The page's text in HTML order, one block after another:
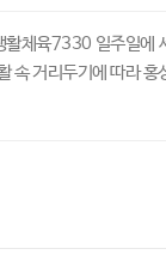
활체육7330 일주일에
속 거리두기에 따라 홍